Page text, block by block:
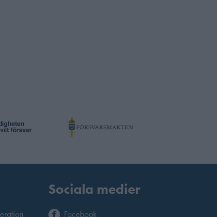
Sociala medier
Facebook